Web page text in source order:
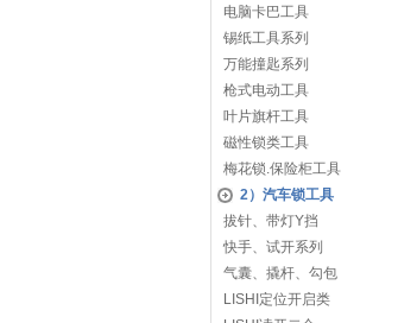
电脑卡巴工具
锡纸工具系列
万能撞匙系列
枪式电动工具
叶片旗杆工具
磁性锁类工具
梅花锁.保险柜工具
2）汽车锁工具
拔针、带灯Y挡
快手、试开系列
气囊、撬杆、勾包
LISHI定位开启类